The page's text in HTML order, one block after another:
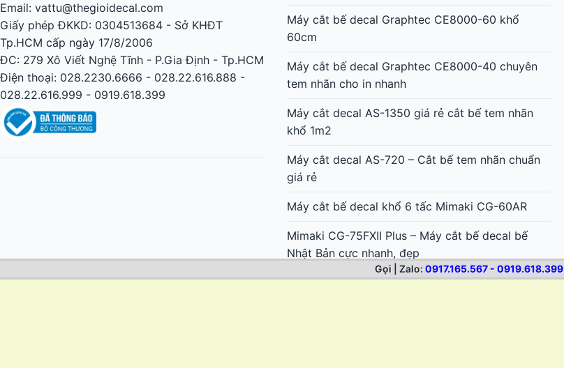
Email: vattu@thegioidecal.com
Giấy phép ĐKKD: 0304513684 - Sở KHĐT
Tp.HCM cấp ngày 17/8/2006
ĐC: 279 Xô Viết Nghệ Tĩnh - P.Gia Định - Tp.HCM
Điện thoại: 028.2230.6666 - 028.22.616.888 -
028.22.616.999 - 0919.618.399
Gọi | Zalo:0917.165.567 - 0919.618.399
Máy cắt bế decal Graphtec CE8000-60 khổ
60cm
Máy cắt bế decal Graphtec CE8000-40 chuyên
tem nhãn cho in nhanh
Máy cắt decal AS-1350 giá rẻ cắt bế tem nhãn
khổ 1m2
Máy cắt decal AS-720 – Cắt bế tem nhãn chuẩn
giá rẻ
Máy cắt bế decal khổ 6 tấc Mimaki CG-60AR
Mimaki CG-75FXII Plus – Máy cắt bế decal bế
Nhật Bản cực nhanh, đẹp
Mimaki CG-130FXII Plus – Máy cắt bế decal bế